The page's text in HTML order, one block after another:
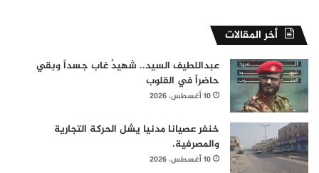
أخر المقالات
عبداللطيف السيد.. شهيدٌ غاب جسداً وبقي
حاضراً في القلوب
10 أغسطس، 2026
خنفر عصيانا مدنيا يشل الحركة التجارية
والمصرفية.
10 أغسطس، 2026